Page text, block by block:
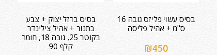
בסיס עשוי פליזס גובה 16
ס"מ + אהיל פליסה
₪450
בסיס ברזל יצוק + צבע
בתנור + אהיל צילינדר
בקוטר 25, גובה 18, חומר
קלף 90